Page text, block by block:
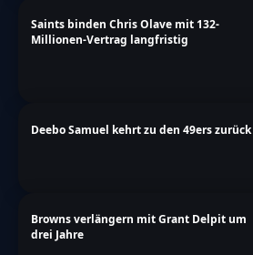
Saints binden Chris Olave mit 132-
Millionen-Vertrag langfristig
Deebo Samuel kehrt zu den 49ers zurück
Browns verlängern mit Grant Delpit um
drei Jahre